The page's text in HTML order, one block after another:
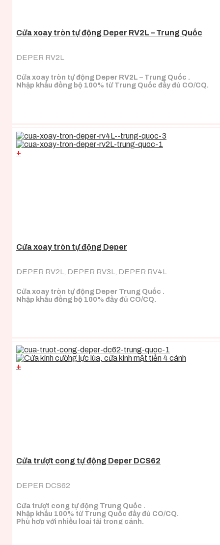
Cửa xoay tròn tự động Deper RV2L – Trung Quốc
DEPER RV2L
Cửa xoay tròn tự động Deper RV2L – Trung Quốc .
Nhập khẩu đồng bộ 100% từ Trung Quốc đầy đủ CO/CQ.
+
Cửa xoay tròn tự động Deper
DEPER RV2L, DEPER RV3L, DEPER RV4L
Cửa xoay tròn tự động Deper Trung Quốc .
Nhập khẩu đồng bộ 100% đầy đủ CO/CQ.
+
Cửa trượt cong tự động Deper DCS62
DEPER DCS62
Cửa trượt cong tự động Trung Quốc .
Nhập khẩu 100% từ Trung Quốc đầy đủ CO/CQ.
Phù hợp với nhiều loại tải trọng cánh.